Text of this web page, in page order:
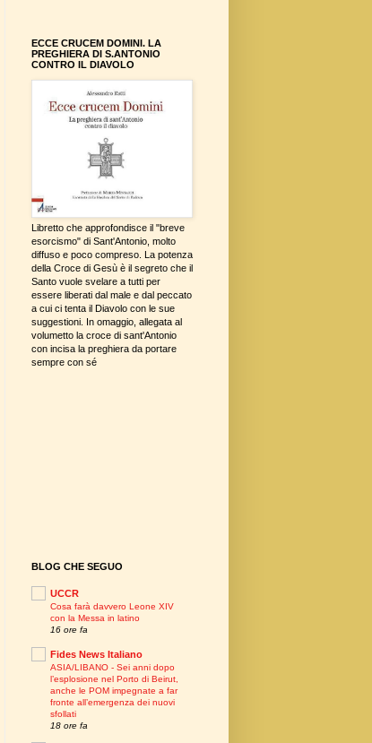
ECCE CRUCEM DOMINI. LA
PREGHIERA DI S.ANTONIO
CONTRO IL DIAVOLO
Libretto che approfondisce il "breve
esorcismo" di Sant'Antonio, molto
diffuso e poco compreso. La potenza
della Croce di Gesù è il segreto che il
Santo vuole svelare a tutti per
essere liberati dal male e dal peccato
a cui ci tenta il Diavolo con le sue
suggestioni. In omaggio, allegata al
volumetto la croce di sant'Antonio
con incisa la preghiera da portare
sempre con sé
BLOG CHE SEGUO
UCCR
Cosa farà davvero Leone XIV
con la Messa in latino
16 ore fa
Fides News Italiano
ASIA/LIBANO - Sei anni dopo
l’esplosione nel Porto di Beirut,
anche le POM impegnate a far
fronte all’emergenza dei nuovi
sfollati
18 ore fa